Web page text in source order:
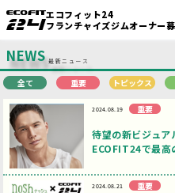
エコフィット24
フランチャイズジムオーナー
ECOFIT24 FCの
オーナーの声
出店事例
NEWS 最新ニュース
全て 重要 トピックス
2024.08.19 重要
待望の新ビジュア
ECOFIT24で最高
2024.08.21 重要